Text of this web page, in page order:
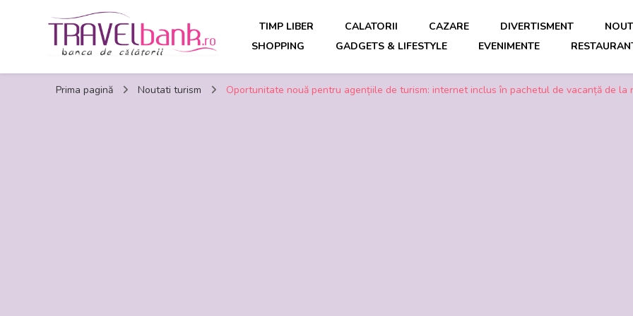
TravelBank.ro – calatorii, turism, distractie, shopping, timp liber
TIMP LIBER CALATORII CAZARE DIVERTISMENT
SHOPPING
GADGETS & LIFESTYLE EVENIMENTE
Prima pagină Noutati turism Oportunitate nouă pentru agențiile de turism: internet inclus în pachetul de vacanță de la